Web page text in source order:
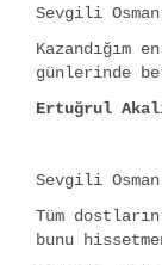
Sevgili
günlerinde
Ertuğrul
Sevgili
Tüm dostların
bunu